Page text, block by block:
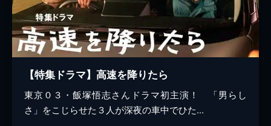
【特集ドラマ】高速を降りたら
東京０３・飯塚悟志さんドラマ初主演！ 「男らし
さ」をこじらせた３人が深夜の車中でひた...